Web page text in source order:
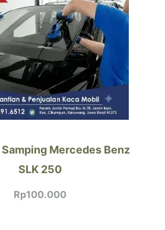
Mercedes Benz
SLK 250
Rp100.000